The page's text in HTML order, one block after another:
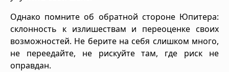
Однако помните об обратной стороне Юпитера:
склонность к излишествам и переоценке своих
возможностей. Не берите на себя слишком много,
не переедайте, не рискуйте там, где риск не
оправдан.